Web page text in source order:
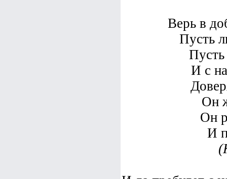
Верь в
Пусть
Пусть
И с
Он
Он
И